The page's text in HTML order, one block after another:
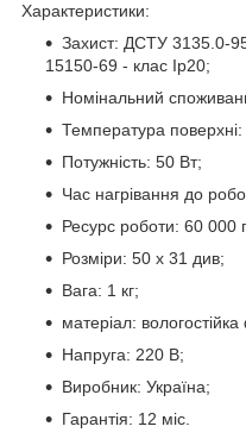
Характеристики:
Захист: ДСТУ 3135.0-
15150-69 - клас Ip20;
Номінальний
Температура
Потужність: 50 Вт;
Час нагрівання до
Ресурс роботи: 60 000
Розміри: 50 х 31 див;
Вага: 1 кг;
матеріал:
Напруга: 220 В;
Виробник: Україна;
Гарантія: 12 міс.